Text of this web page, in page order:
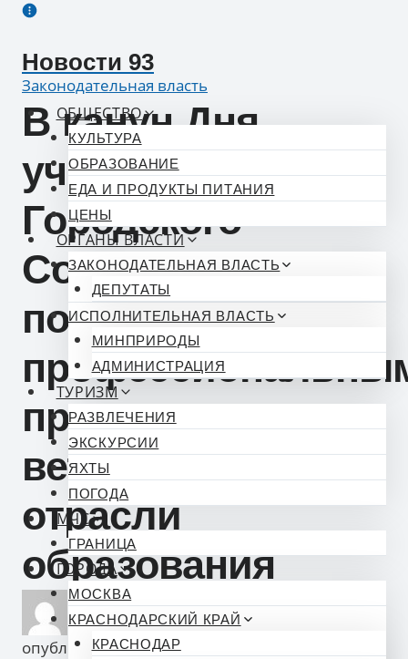
Перейти
содержимому
Новости 93
ОБЩЕСТВО
КУЛЬТУРА
ОБРАЗОВАНИЕ
ЕДА И ПРОДУКТЫ ПИТАНИЯ
ЦЕНЫ
ОРГАНЫ ВЛАСТИ
ЗАКОНОДАТЕЛЬНАЯ ВЛАСТЬ
ДЕПУТАТЫ
ИСПОЛНИТЕЛЬНАЯ ВЛАСТЬ
МИНПРИРОДЫ
АДМИНИСТРАЦИЯ
ТУРИЗМ
РАЗВЛЕЧЕНИЯ
ЭКСКУРСИИ
ЯХТЫ
ПОГОДА
МЧС
ГРАНИЦА
ГОРОДА
МОСКВА
КРАСНОДАРСКИЙ КРАЙ
КРАСНОДАР
Законодательная власть
В канун Дня
учителя депутаты
Городского
Собрания Сочи
поздравили с
праздником
ветеранов
отрасли
образования
опубликованНовости 93